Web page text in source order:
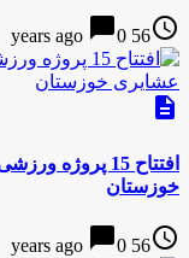
access_time
56 years ago
chat_bubble0
description
خوزستان
access_time
56 years ago
chat_bubble0